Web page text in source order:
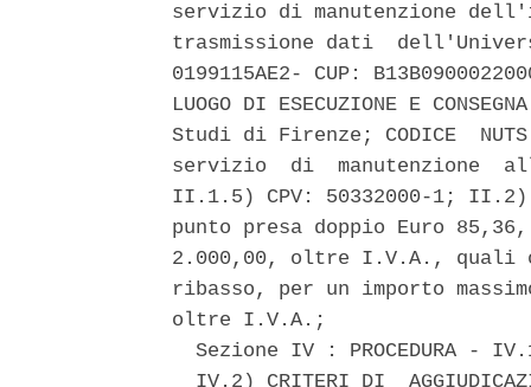
servizio di manutenzione
trasmissione dati
0199115AE2- CUP:
LUOGO DI ESECUZIONE E
Studi di Firenze; CODICE
servizio  di
II.1.5) CPV: 50332000-1; II.2)
punto presa doppio Euro
2.000,00, oltre I.V.A., quali
ribasso, per un importo
oltre I.V.A.;
Sezione IV : PROCEDURA -
IV.2) CRITERI DI